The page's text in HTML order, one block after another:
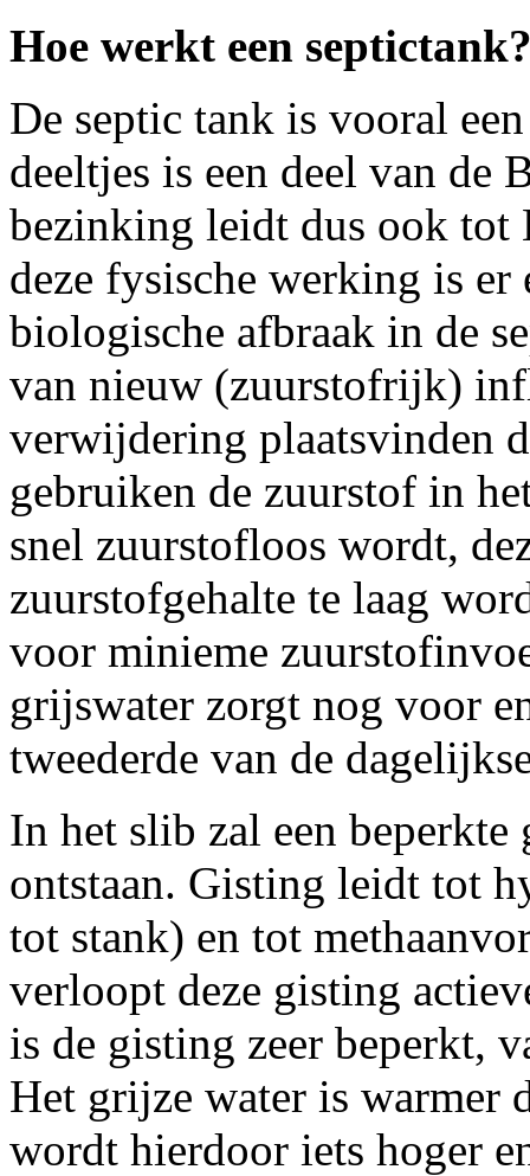
Hoe werkt een
De septic tank is vooral
deeltjes is een deel van de
bezinking leidt dus ook
deze fysische werking is
biologische afbraak in de
van nieuw (zuurstofrijk)
verwijdering plaatsvinden
gebruiken de zuurstof in
snel zuurstofloos wordt,
zuurstofgehalte te laag
voor minieme
grijswater zorgt nog voor
tweederde van de
In het slib zal een
ontstaan. Gisting leidt tot
tot stank) en tot
verloopt deze gisting
is de gisting zeer beperkt,
Het grijze water is warmer
wordt hierdoor iets hoger